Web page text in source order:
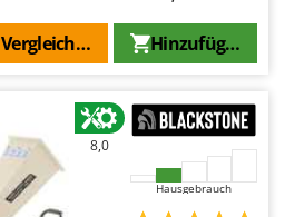
Hinzufügen
Vergleichen Sie
8,0
Hausgebrauch